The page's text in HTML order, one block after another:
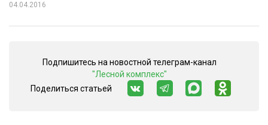
ЛЕСОПИЛЕНИЕ
ДЕРЕВЯННОЕ ДОМОСТРОЕНИЕ
04.04.2016
Подпишитесь на новостной телеграм-канал
"Лесной комплекс"
Поделиться статьей